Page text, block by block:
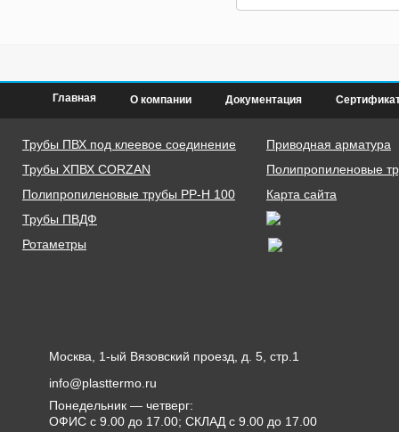
Главная О компании Документация
Трубы ПВХ под клеевое соединение
Трубы ХПВХ CORZAN
Полипропиленовые трубы PP-H 100
Трубы ПВДФ
Ротаметры
Приводная арматура
Полипропиленовые
Карта сайта
Москва, 1-ый Вязовский проезд, д. 5, стр.1
info@plasttermo.ru
Понедельник — четверг:
ОФИС с 9.00 до 17.00; СКЛАД с 9.00 до 17.00